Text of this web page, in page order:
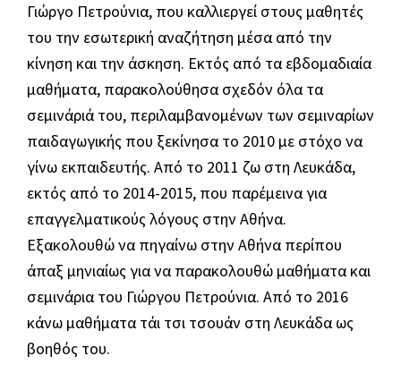
Γιώργο Πετρούνια, που καλλιεργεί στους μαθητές
του την εσωτερική αναζήτηση μέσα από την
κίνηση και την άσκηση. Εκτός από τα εβδομαδιαία
μαθήματα, παρακολούθησα σχεδόν όλα τα
σεμινάριά του, περιλαμβανομένων των σεμιναρίων
παιδαγωγικής που ξεκίνησα το 2010 με στόχο να
γίνω εκπαιδευτής. Από το 2011 ζω στη Λευκάδα,
εκτός από το 2014-2015, που παρέμεινα για
επαγγελματικούς λόγους στην Αθήνα.
Εξακολουθώ να πηγαίνω στην Αθήνα περίπου
άπαξ μηνιαίως για να παρακολουθώ μαθήματα και
σεμινάρια του Γιώργου Πετρούνια. Από το 2016
κάνω μαθήματα τάι τσι τσουάν στη Λευκάδα ως
βοηθός του.